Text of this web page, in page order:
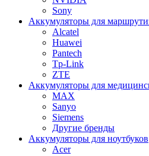
Sony
Аккумуляторы для
Alcatel
Huawei
Pantech
Tp-Link
ZTE
Аккумуляторы для
MAX
Sanyo
Siemens
Другие бренды
Аккумуляторы для ноутбуков
Acer